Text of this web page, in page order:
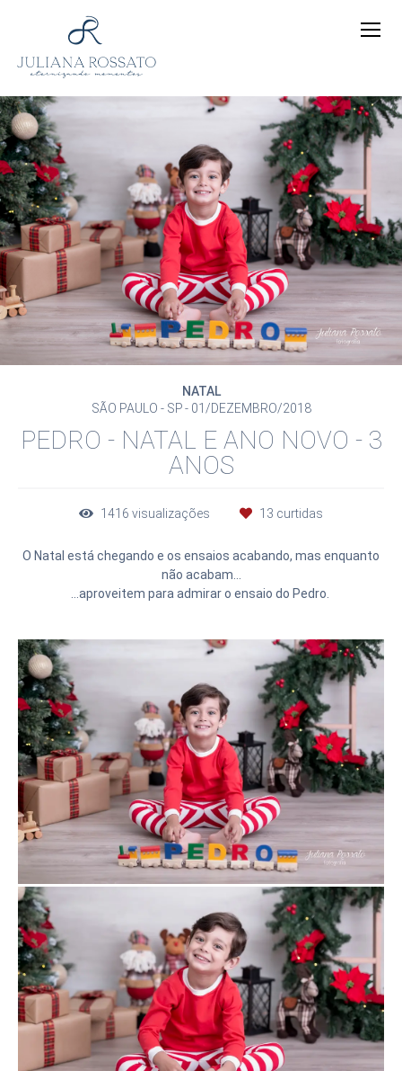
NATAL
SÃO PAULO - SP
01/DEZEMBRO/2018
PEDRO - NATAL E ANO NOVO - 3
ANOS
1416 visualizações 13 curtidas
O Natal está chegando e os ensaios acabando, mas enquanto
não acabam...
...aproveitem para admirar o ensaio do Pedro.